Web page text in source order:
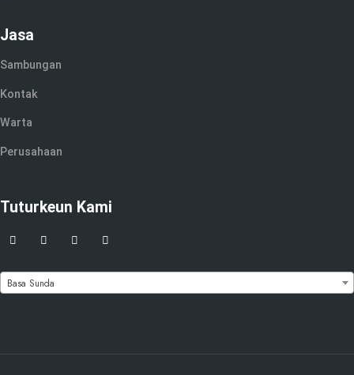
Jasa
Sambungan
Kontak
Warta
Perusahaan
Tuturkeun Kami
Basa Sunda